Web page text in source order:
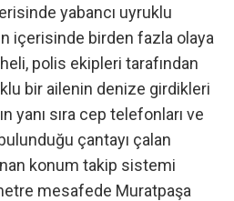
yabancı uyruklu
içerisinde birden fazla olaya
polis ekipleri tarafından
bir ailenin denize girdikleri
yanı sıra cep telefonları ve
çantayı çalan
konum takip sistemi
mesafede Muratpaşa